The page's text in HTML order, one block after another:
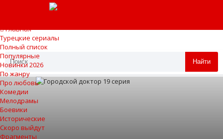
Главная
Турецкие сериалы
Полный список
Популярные
Новинки 2026
По жанру
Про любовь
Комедии
Мелодрамы
Боевики
Исторические
Скоро выйдут
Фрагменты
Найти